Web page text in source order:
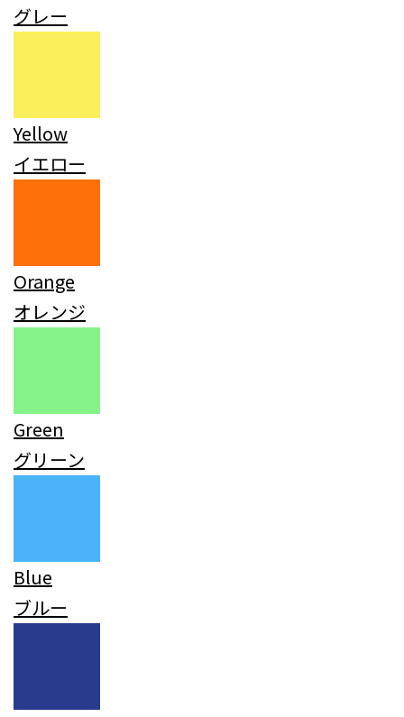
グレー
Yellow
イエロー
Orange
オレンジ
Green
グリーン
Blue
ブルー